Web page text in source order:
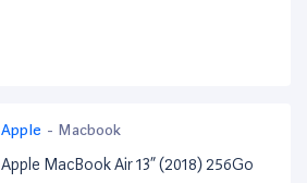
Apple - Macbook
Apple MacBook Air 13” (2018) 256Go